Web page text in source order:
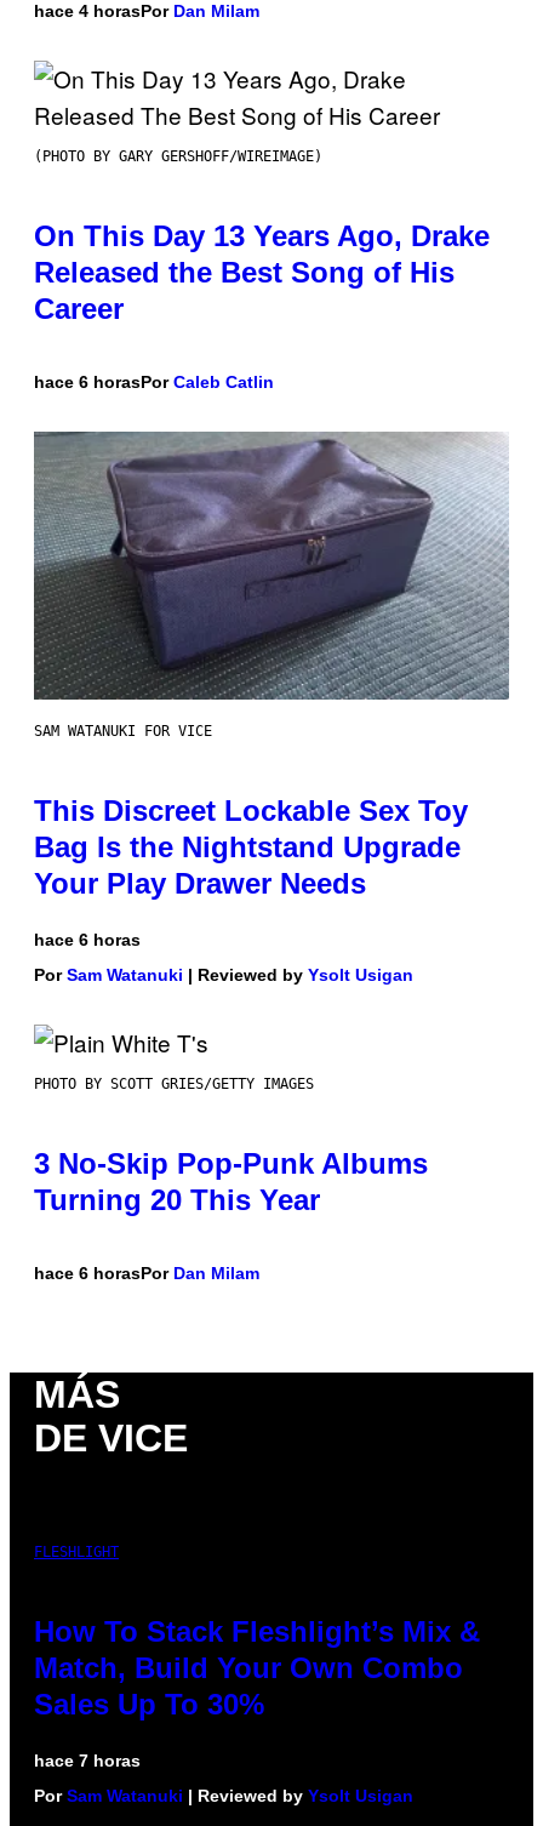
hace 4 horasPor Dan Milam
(PHOTO BY GARY GERSHOFF/WIREIMAGE)
On This Day 13 Years Ago, Drake
Released the Best Song of His
Career
hace 6 horasPorCaleb Catlin
SAM WATANUKI FOR VICE
This Discreet Lockable Sex Toy
Bag Is the Nightstand Upgrade
Your Play Drawer Needs
hace 6 horas
PorSam Watanuki | Reviewed by Ysolt Usigan
PHOTO BY SCOTT GRIES/GETTY IMAGES
3 No-Skip Pop-Punk Albums
Turning 20 This Year
hace 6 horasPor Dan Milam
MÁS
DE VICE
FLESHLIGHT
How To Stack Fleshlight’s Mix &
Match, Build Your Own Combo
Sales Up To 30%
hace 7 horas
PorSam Watanuki | Reviewed by Ysolt Usigan